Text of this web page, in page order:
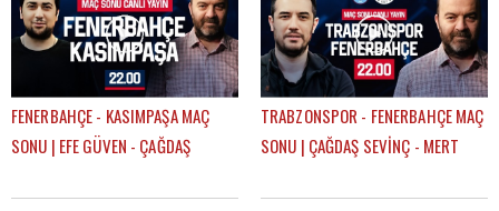
FENERBAHÇE - KASIMPAŞA MAÇ
SONU | EFE GÜVEN - ÇAĞDAŞ
TRABZONSPOR - FENERBAHÇE MAÇ
SONU | ÇAĞDAŞ SEVİNÇ - MERT